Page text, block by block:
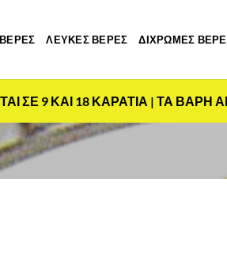
ΒΕΡΕΣ ΛΕΥΚΕΣ ΒΕΡΕΣ ΔΙΧΡΩΜΕΣ
ΣΕ 9 ΚΑΙ 18 ΚΑΡΑΤΙΑ | ΤΑ ΒΑΡΗ